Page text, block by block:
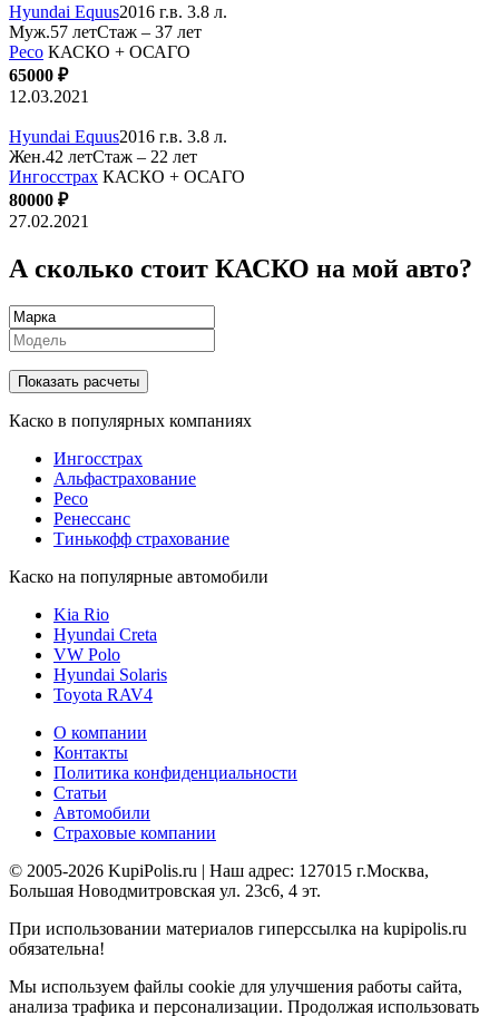
Hyundai Equus2016 г.в. 3.8 л.
Муж.57 летСтаж – 37 лет
Ресо КАСКО + ОСАГО
65000 ₽
12.03.2021
Hyundai Equus2016 г.в. 3.8 л.
Жен.42 летСтаж – 22 лет
Ингосстрах КАСКО + ОСАГО
80000 ₽
27.02.2021
А сколько стоит КАСКО на мой авто?
Показать расчеты
Каско в популярных компаниях
Ингосстрах
Альфастрахование
Ресо
Ренессанс
Тинькофф страхование
Каско на популярные автомобили
Kia Rio
Hyundai Creta
VW Polo
Hyundai Solaris
Toyota RAV4
О компании
Контакты
Политика конфиденциальности
Статьи
Автомобили
Страховые компании
© 2005-2026 KupiPolis.ru | Наш адрес: 127015 г.Москва,
Большая Новодмитровская ул. 23с6, 4 эт.
При использовании материалов гиперссылка на kupipolis.ru
обязательна!
Мы используем файлы cookie для улучшения работы сайта,
анализа трафика и персонализации. Продолжая использовать